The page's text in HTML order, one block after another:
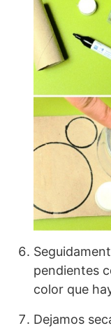
pendientes
color que
Dejamos